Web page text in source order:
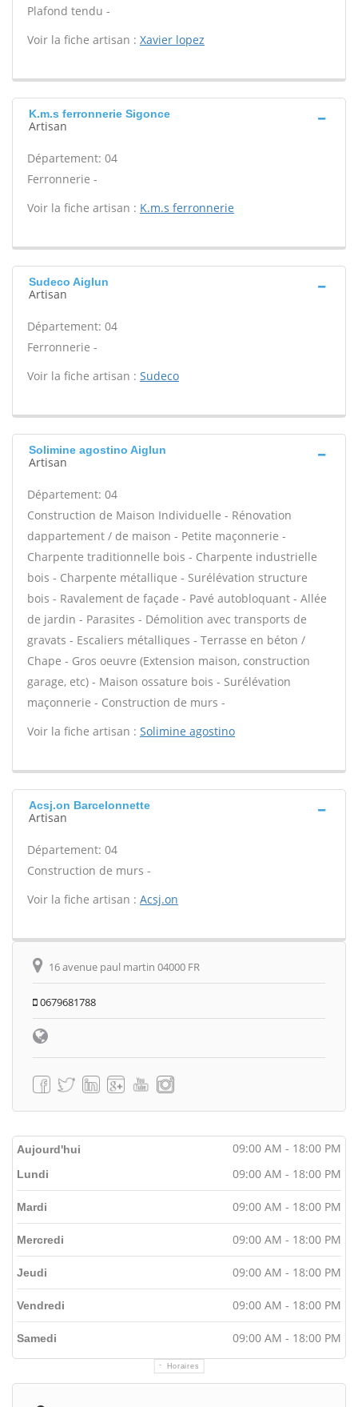
Plafond tendu -
Voir la fiche artisan : Xavier lopez
K.m.s ferronnerie Sigonce
Artisan
Département: 04
Ferronnerie -
Voir la fiche artisan : K.m.s ferronnerie
Sudeco Aiglun
Artisan
Département: 04
Ferronnerie -
Voir la fiche artisan : Sudeco
Solimine agostino Aiglun
Artisan
Département: 04
Construction de Maison Individuelle - Rénovation
dappartement / de maison - Petite maçonnerie -
Charpente traditionnelle bois - Charpente industrielle
bois - Charpente métallique - Surélévation structure
bois - Ravalement de façade - Pavé autobloquant - Allée
de jardin - Parasites - Démolition avec transports de
gravats - Escaliers métalliques - Terrasse en béton /
Chape - Gros oeuvre (Extension maison, construction
garage, etc) - Maison ossature bois - Surélévation
maçonnerie - Construction de murs -
Voir la fiche artisan : Solimine agostino
Acsj.on Barcelonnette
Artisan
Département: 04
Construction de murs -
Voir la fiche artisan : Acsj.on
16 avenue paul martin 04000 FR
0679681788
Aujourd'hui 09:00 AM - 18:00 PM
Horaires
Lundi 09:00 AM - 18:00 PM
Mardi 09:00 AM - 18:00 PM
Mercredi 09:00 AM - 18:00 PM
Jeudi 09:00 AM - 18:00 PM
Vendredi 09:00 AM - 18:00 PM
Samedi 09:00 AM - 18:00 PM